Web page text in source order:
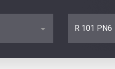
R 101 PN6